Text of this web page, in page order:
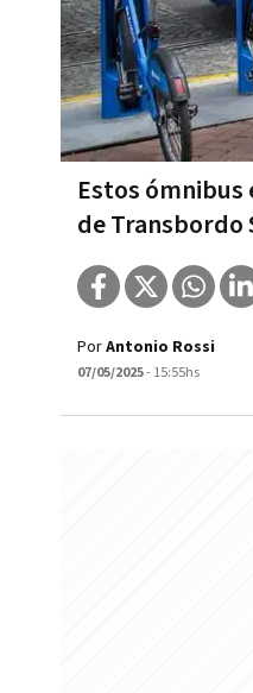
Estos ómnibus
de Transbordo
PorAntonio Rossi
07/05/2025- 15:55hs